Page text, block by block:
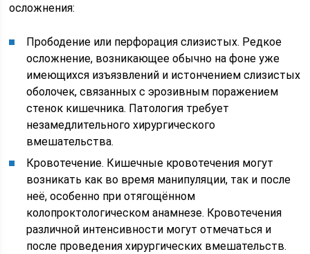
осложнения:
Прободение или перфорация слизистых. Редкое
осложнение, возникающее обычно на фоне уже
имеющихся изъязвлений и истончением слизистых
оболочек, связанных с эрозивным поражением
стенок кишечника. Патология требует
незамедлительного хирургического
вмешательства.
Кровотечение. Кишечные кровотечения могут
возникать как во время манипуляции, так и после
неё, особенно при отягощённом
колопроктологическом анамнезе. Кровотечения
различной интенсивности могут отмечаться и
после проведения хирургических вмешательств.